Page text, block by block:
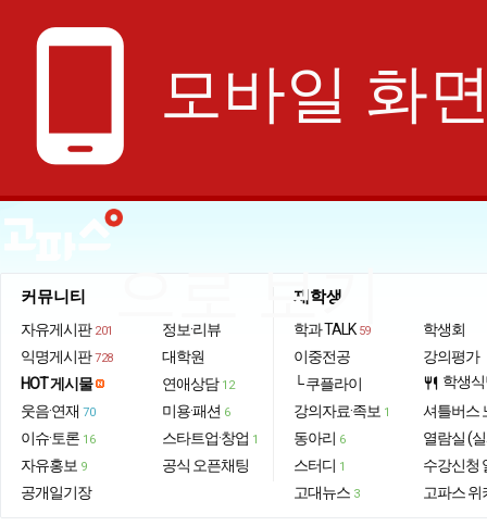
phone_android 모바일 화
으로 보기
커뮤니티
자유게시판 201
익명게시판 728
HOT 게시물
웃음·연재 70
이슈·토론 16
자유홍보 9
공개일기장
정보·리뷰
대학원
연애상담 12
미용·패션 6
스타트업·창업 1
공식 오픈채팅
재학생
학과 TALK 59
이중전공
└ 쿠플라이
강의자료·족보 1
동아리 6
스터디 1
고대뉴스 3
학생회
강의평가
restaurant 학생
셔틀버스
열람실 (
수강신청
고파스 위